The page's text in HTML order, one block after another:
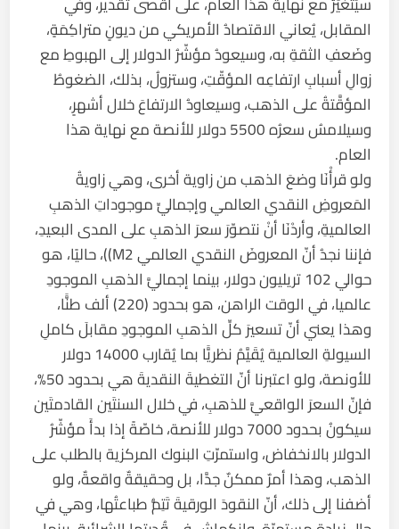
المقابل، يُعاني الاقتصادُ الأمريكي من ديونٍ متراكِمَةٍ،
وضَعفِ الثقةِ به، وسيعودُ مؤشّرُ الدولار إلى الهبوطِ مع
زوالِ أسبابِ ارتفاعِه المؤقّتِ، وستزولُ، بذلك، الضغوطُ
المؤقَّتةُ على الذهب، وسيعاودُ الارتفاعَ خلال أشهرٍ،
وسيلامسُ سعرُه 5500 دولار للأنصة مع نهاية هذا
العام.
ولو قرأْنَا وضعَ الذهب من زاوية أخرى، وهي زاويةُ
المَعروضِ النقدي العالمي وإجماليِّ موجوداتِ الذهبِ
العالميةِ، وأردْنَا أنْ نتصوّرَ سعرَ الذهبِ على المدى البعيدِ،
فإننا نجدُ أنّ المعروضَ النقدي العالمي M2))، حاليًا، هو
حوالي 102 تريليون دولار، بينما إجماليَّ الذهبِ الموجودِ
عالميا، في الوقت الراهن، هو بحدود (220) ألف طنًّا،
وهذا يعني أنّ تسعيرَ كلِّ الذهبِ الموجودِ مقابلَ كاملِ
السيولةِ العالمية يُقَيَّمُ نظريًّا بما يُقارب 14000 دولار
للأونصة، ولو اعتبرنا أنّ التغطيةَ النقديةَ هي بحدود 50%،
فإنّ السعرَ الواقعيَّ للذهبِ، في خلال السنتَين القادمتَين
سيكونُ بحدود 7000 دولار للأنصة، خاصّةً إذا بدأَ مؤشّرُ
الدولار بالانخفاض، واستمرّتِ البنوك المركزية بالطلب على
الذهب، وهذا أمرٌ ممكنٌ جدَّا، بل وحقيقةٌ واقعةٌ، ولو
أضفنا إلى ذلك، أنّ النقودَ الورقيةَ تَتِمُّ طباعتُها، وهي في